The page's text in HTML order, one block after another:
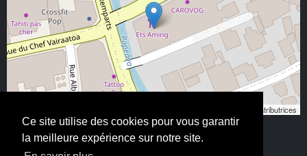
Ce site utilise des cookies pour vous garantir
la meilleure expérience sur notre site.
contributeurs/contributrices